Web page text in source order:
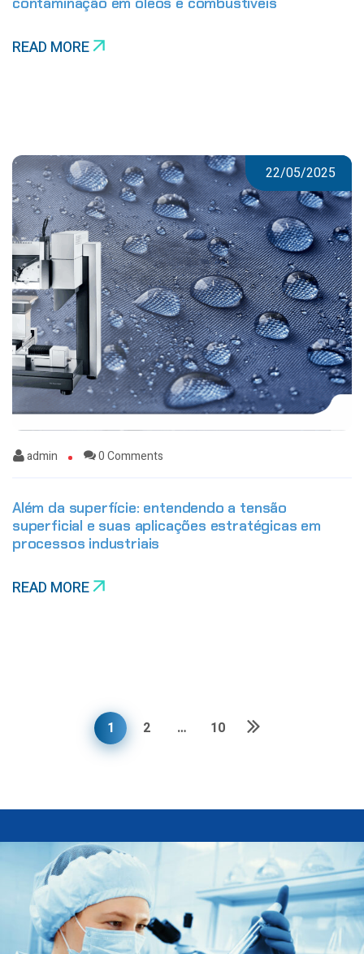
READ MORE
22/05/2025
admin 0 Comments
Além da superfície: entendendo a tensão
superficial e suas aplicações estratégicas em
processos industriais
READ MORE
1 2 … 10